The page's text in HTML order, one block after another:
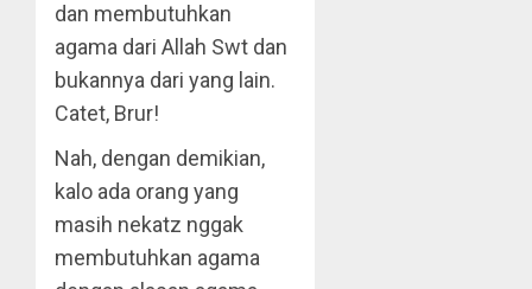
dan membutuhkan
agama dari Allah Swt dan
bukannya dari yang lain.
Catet, Brur!
Nah, dengan demikian,
kalo ada orang yang
masih nekatz nggak
membutuhkan agama